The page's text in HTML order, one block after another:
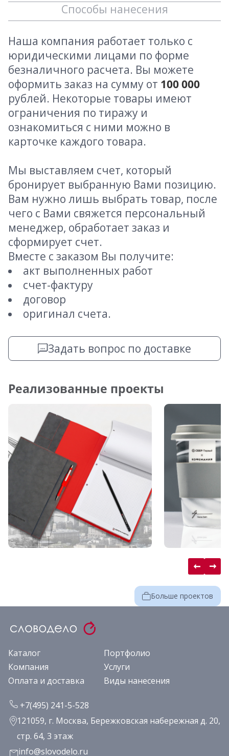
Способы нанесения
Наша компания работает только с
юридическими лицами по форме
безналичного расчета. Вы можете
оформить заказ на сумму от 100 000
рублей. Некоторые товары имеют
ограничения по тиражу и
ознакомиться с ними можно в
карточке каждого товара.
Мы выставляем счет, который
бронирует выбранную Вами позицию.
Вам нужно лишь выбрать товар, после
чего с Вами свяжется персональный
менеджер, обработает заказ и
сформирует счет.
Вместе с заказом Вы получите:
акт выполненных работ
счет-фактуру
договор
оригинал счета.
Задать вопрос по доставке
Реализованные проекты
Больше проектов
Каталог
Портфолио
Компания
Услуги
Оплата и доставка
Виды нанесения
+7(495) 241-5-528
121059, г. Москва, Бережковская набережная д. 20,
стр. 64, 3 этаж
info@slovodelo.ru